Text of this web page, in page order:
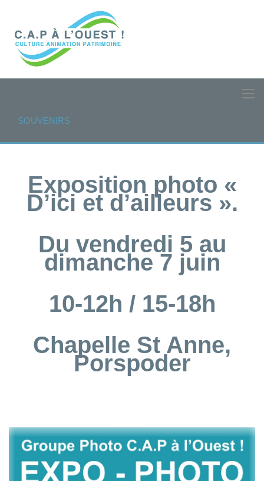
SOUVENIRS
Exposition photo «
D’ici et d’ailleurs ».
Du vendredi 5 au
dimanche 7 juin
10-12h / 15-18h
Chapelle St Anne,
Porspoder